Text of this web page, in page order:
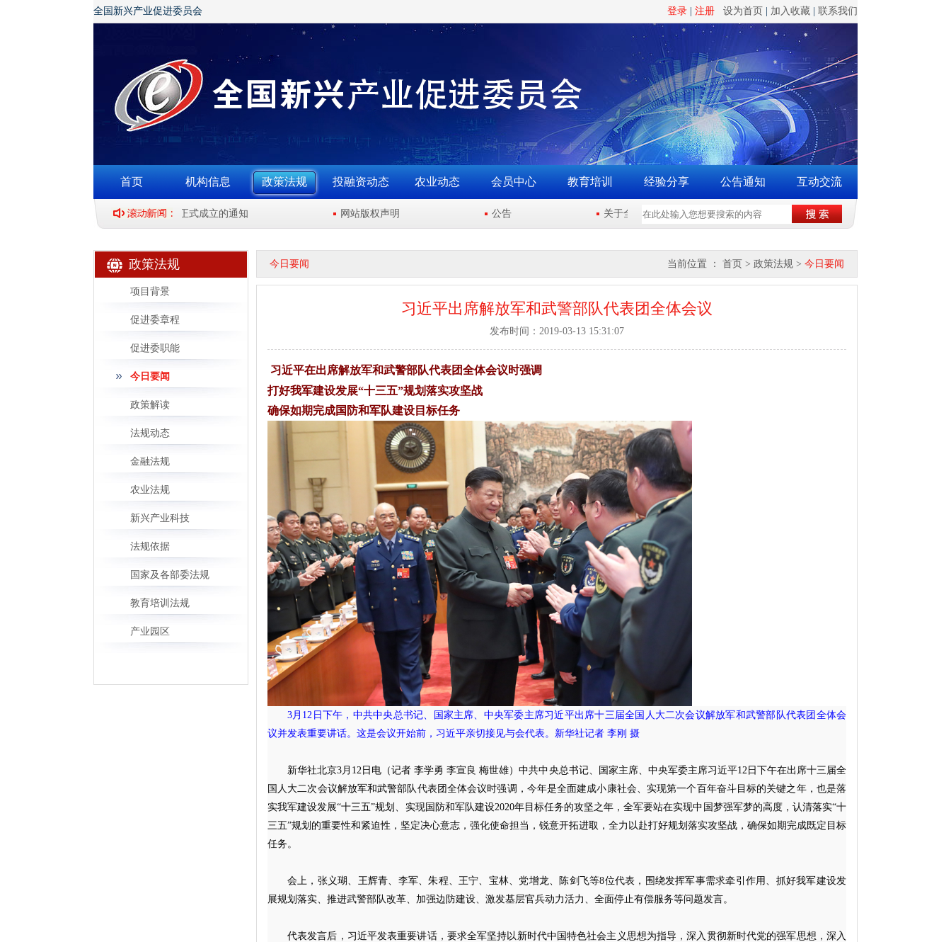
全国新兴产业促进委员会 登录 注册 设为首页 加入收藏 联系我们
首页 机构信息 政策法规 投融资动态 农业动态 会员中心 教育培训 经验分享 公告通知 互动交流
关于全国新兴产业促进委员会正式成立的通知 网站版权声明 公告 关于全国新兴产业促进委员会正式成立的通知
政策法规
项目背景
促进委章程
促进委职能
今日要闻
政策解读
法规动态
金融法规
农业法规
新兴产业科技
法规依据
国家及各部委法规
教育培训法规
产业园区
今日要闻 当前位置 ： 首页 > 政策法规 > 今日要闻
习近平出席解放军和武警部队代表团全体会议
发布时间：2019-03-13 15:31:07
习近平在出席解放军和武警部队代表团全体会议时强调
打好我军建设发展“十三五”规划落实攻坚战
确保如期完成国防和军队建设目标任务
3月12日下午，中共中央总书记、国家主席、中央军委主席习近平出席十三届全国人大二次会议解放军和武警部队代表团全体会
议并发表重要讲话。这是会议开始前，习近平亲切接见与会代表。新华社记者 李刚 摄
新华社北京3月12日电（记者 李学勇 李宣良 梅世雄）中共中央总书记、国家主席、中央军委主席习近平12日下午在出席十三届全
国人大二次会议解放军和武警部队代表团全体会议时强调，今年是全面建成小康社会、实现第一个百年奋斗目标的关键之年，也是落
实我军建设发展“十三五”规划、实现国防和军队建设2020年目标任务的攻坚之年，全军要站在实现中国梦强军梦的高度，认清落实“十
三五”规划的重要性和紧迫性，坚定决心意志，强化使命担当，锐意开拓进取，全力以赴打好规划落实攻坚战，确保如期完成既定目标
任务。
会上，张义瑚、王辉青、李军、朱程、王宁、宝林、党增龙、陈剑飞等8位代表，围绕发挥军事需求牵引作用、抓好我军建设发
展规划落实、推进武警部队改革、加强边防建设、激发基层官兵动力活力、全面停止有偿服务等问题发言。
代表发言后，习近平发表重要讲话，要求全军坚持以新时代中国特色社会主义思想为指导，深入贯彻新时代党的强军思想，深入